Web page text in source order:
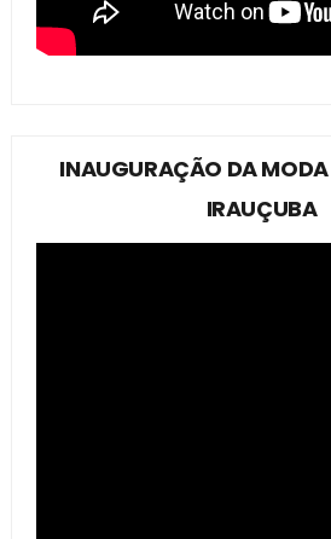
INAUGURAÇÃO DA
IRAUÇUBA